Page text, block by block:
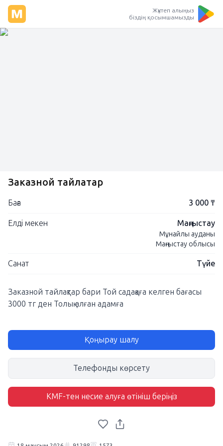
Жүктеп алыңыз
біздің қосымшамызды
Заказной тайлақтар
Баға 3 000 ₸
Елді мекен Маңғыстау
Мұнайлы ауданы
Маңғыстау облысы
Санат Түйе
Заказной тайлақтар бари Той садақаға келген бағасы
3000 тг ден Толық алған адамға
Қоңырау шалу
Телефонды көрсету
KMF-тен несие алуға өтініш беріңіз